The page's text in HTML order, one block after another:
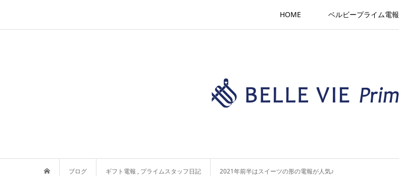
HOME ベルビープライム電報
ブログ ギフト電報 , プライムスタッフ日記 2021年前半はスイーツの形の電報が人気♪